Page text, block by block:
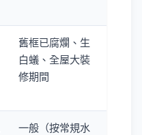
舊框已腐爛、生
白蟻、全屋大裝
修期間
一般（按常規水